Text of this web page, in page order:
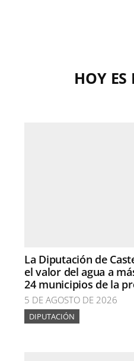
HOY
La Diputación de
el valor del agua a
24 municipios de la
5 DE AGOSTO DE 2026
DIPUTACIÓN